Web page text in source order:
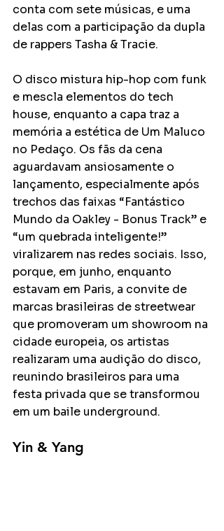
conta com sete músicas, e uma
delas com a participação da dupla
de rappers Tasha & Tracie.
O disco mistura hip-hop com funk
e mescla elementos do tech
house, enquanto a capa traz a
memória a estética de Um Maluco
no Pedaço. Os fãs da cena
aguardavam ansiosamente o
lançamento, especialmente após
trechos das faixas “Fantástico
Mundo da Oakley - Bonus Track” e
“um quebrada inteligente!”
viralizarem nas redes sociais. Isso,
porque, em junho, enquanto
estavam em Paris, a convite de
marcas brasileiras de streetwear
que promoveram um showroom na
cidade europeia, os artistas
realizaram uma audição do disco,
reunindo brasileiros para uma
festa privada que se transformou
em um baile underground.
Yin & Yang